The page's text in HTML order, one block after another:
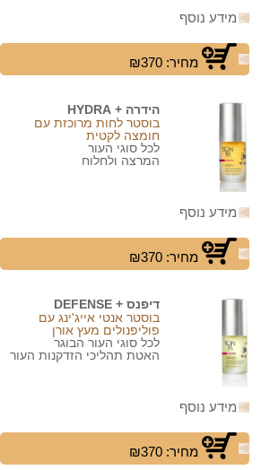
מידע נוסף
מחיר: ₪370
הידרה + HYDRA
בוסטר לחות מרוכזת עם
חומצה לקטית
לכל סוגי העור
המרצה ולחלוח
מידע נוסף
מחיר: ₪370
דיפנס + DEFENSE
בוסטר אנטי אייג'ינג עם
פוליפנולים מעץ אורן
לכל סוגי העור הבוגר
האטת תהליכי הזדקנות העור
מידע נוסף
מחיר: ₪370